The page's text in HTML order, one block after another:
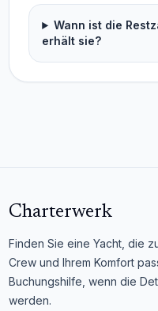
Wann ist die
erhält sie?
Charterwerk
Finden Sie eine Yacht, die
Crew und Ihrem Komfort
Buchungshilfe, wenn die
werden.